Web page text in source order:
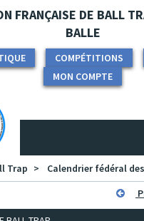
des cookies
FRANÇAISE DE BALL
BALLE
COMPÉTITIONS
MON COMPTE
Trap
Calendrier fédéral